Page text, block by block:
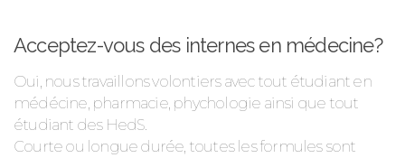
Acceptez-vous des internes en médecine?
Oui, nous travaillons volontiers avec tout étudiant en
médécine, pharmacie, phychologie ainsi que tout
étudiant des HedS.
Courte ou longue durée, toutes les formules sont